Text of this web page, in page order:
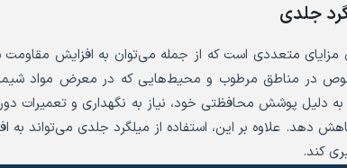
جلدی
مزایای متعددی است که از جمله می‌توان به افزایش مقاومت
در مناطق مرطوب و محیط‌هایی که در معرض مواد
دلیل پوشش محافظتی خود، نیاز به نگهداری و تعمیرات
دهد. علاوه بر این، استفاده از میلگرد جلدی می‌تواند
کند.